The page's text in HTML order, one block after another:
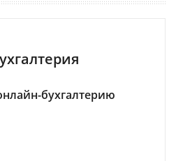
бухгалтерию